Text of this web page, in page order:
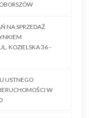
NA SPRZEDAŻ
KOZIELSKA 36 -
USTNEGO
W